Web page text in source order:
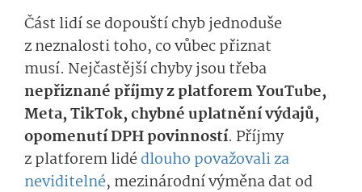
Část lidí se dopouští chyb jednoduše
z neznalosti toho, co vůbec přiznat
musí. Nejčastější chyby jsou třeba
nepřiznané příjmy z platforem YouTube,
Meta, TikTok, chybné uplatnění výdajů,
opomenutí DPH povinností. Příj­my
z platforem lidédlouho považovali za
neviditelné, mezinárodní výměna dat od